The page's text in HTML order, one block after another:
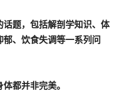
题，包括解剖学知识、体
、饮食失调等一系列问
都并非完美。